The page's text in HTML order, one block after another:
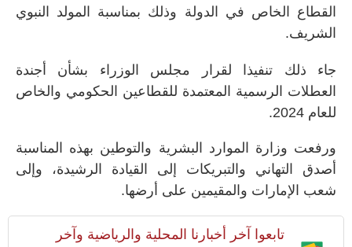
القطاع الخاص في الدولة وذلك بمناسبة المولد النبوي
الشريف.
جاء ذلك تنفيذا لقرار مجلس الوزراء بشأن أجندة
العطلات الرسمية المعتمدة للقطاعين الحكومي والخاص
للعام 2024
.
ورفعت وزارة الموارد البشرية والتوطين بهذه المناسبة
أصدق التهاني والتبريكات إلى القيادة الرشيدة، وإلى
شعب الإمارات والمقيمين على أرضها.
تابعوا آخر أخبارنا المحلية والرياضية وآخر